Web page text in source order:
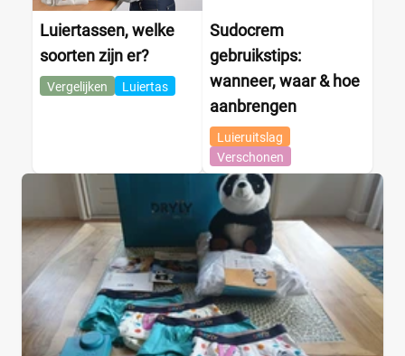
Luiertassen, welke
soorten zijn er?
Vergelijken Luiertas
Sudocrem
gebruikstips:
wanneer, waar & hoe
aanbrengen
Luieruitslag
Verschonen